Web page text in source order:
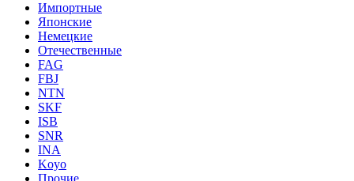
Импортные
Японские
Немецкие
Отечественные
FAG
FBJ
NTN
SKF
ISB
SNR
INA
Koyo
Прочие